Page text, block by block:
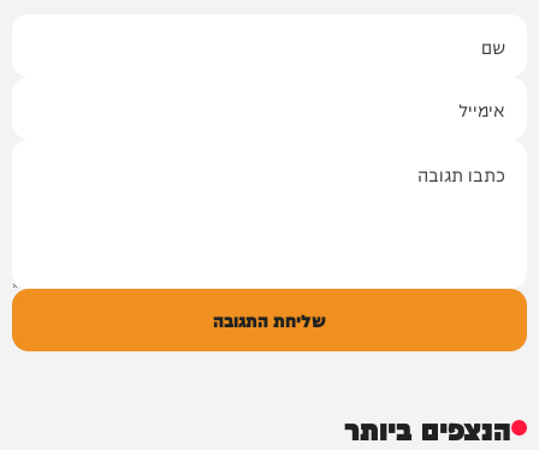
שליחת התגובה
הנצפים ביותר